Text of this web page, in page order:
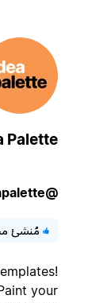
Idea Palette
مُنشئ محتوى
templates!
Paint your